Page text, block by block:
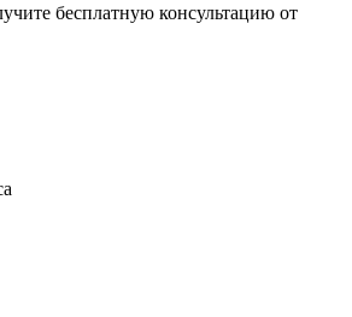
бесплатную консультацию от